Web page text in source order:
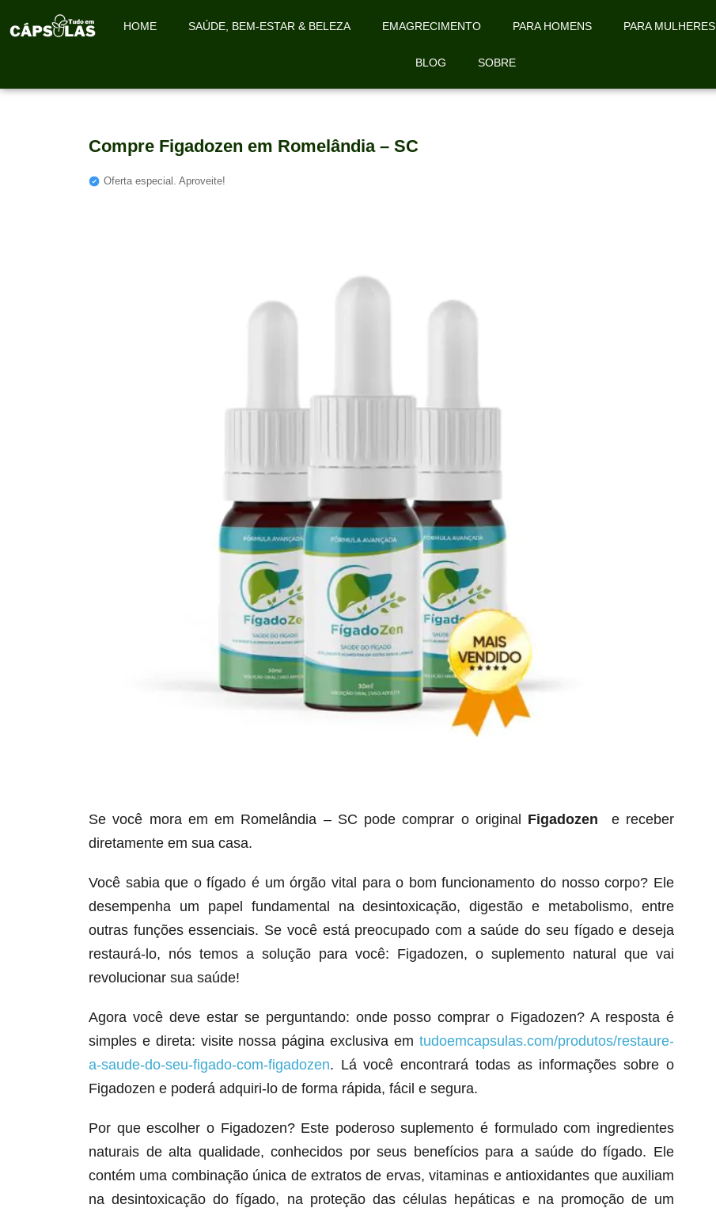
HOME SAÚDE, BEM-ESTAR & BELEZA EMAGRECIMENTO PARA HOMENS PARA MULHERES
BLOG SOBRE
Compre Figadozen em Romelândia – SC
Oferta especial. Aproveite!
Se você mora em em Romelândia – SC pode comprar o original Figadozen
e receber
diretamente em sua casa.
Você sabia que o fígado é um órgão vital para o bom funcionamento do nosso corpo? Ele
desempenha um papel fundamental na desintoxicação, digestão e metabolismo, entre
outras funções essenciais. Se você está preocupado com a saúde do seu fígado e deseja
restaurá-lo, nós temos a solução para você: Figadozen, o suplemento natural que vai
revolucionar sua saúde!
Agora você deve estar se perguntando: onde posso comprar o Figadozen? A resposta é
simples e direta: visite nossa página exclusiva em tudoemcapsulas.com/produtos/restaure-
a-saude-do-seu-figado-com-figadozen. Lá você encontrará todas as informações sobre o
Figadozen e poderá adquiri-lo de forma rápida, fácil e segura.
Por que escolher o Figadozen? Este poderoso suplemento é formulado com ingredientes
naturais de alta qualidade, conhecidos por seus benefícios para a saúde do fígado. Ele
contém uma combinação única de extratos de ervas, vitaminas e antioxidantes que auxiliam
na desintoxicação do fígado, na proteção das células hepáticas e na promoção de um
Seca Já Detox – O Fim da gordura
Ver detalhes